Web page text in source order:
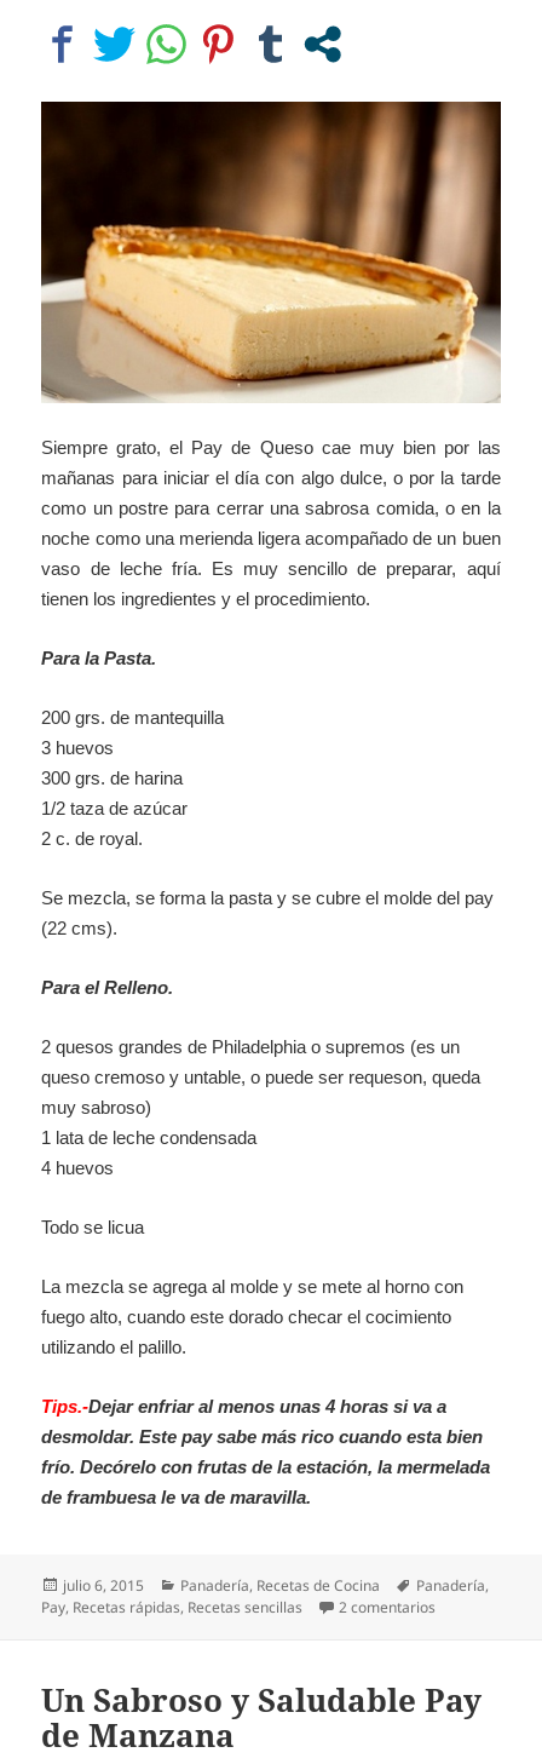
Siempre grato, el Pay de Queso cae muy bien por las
mañanas para iniciar el día con algo dulce, o por la tarde
como un postre para cerrar una sabrosa comida, o en la
noche como una merienda ligera acompañado de un buen
vaso de leche fría. Es muy sencillo de preparar, aquí
tienen los ingredientes y el procedimiento.
Para la Pasta.
200 grs. de mantequilla
3 huevos
300 grs. de harina
1/2 taza de azúcar
2 c. de royal.
Se mezcla, se forma la pasta y se cubre el molde del pay
(22 cms).
Para el Relleno.
2 quesos grandes de Philadelphia o supremos (es un
queso cremoso y untable, o puede ser requeson, queda
muy sabroso)
1 lata de leche condensada
4 huevos
Todo se licua
La mezcla se agrega al molde y se mete al horno con
fuego alto, cuando este dorado checar el cocimiento
utilizando el palillo.
Tips.-Dejar enfriar al menos unas 4 horas si va a
desmoldar. Este pay sabe más rico cuando esta bien
frío. Decórelo con frutas de la estación, la mermelada
de frambuesa le va de maravilla.
Publicado
el
julio 6, 2015 Categorías
Panadería, Recetas de Cocina Etiquetas
Panadería,
Pay, Recetas rápidas, Recetas sencillas 2 comentarios
Un Sabroso y Saludable Pay
de Manzana